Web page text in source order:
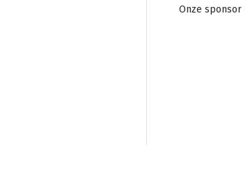
Footer
navigation
Onze sponsor